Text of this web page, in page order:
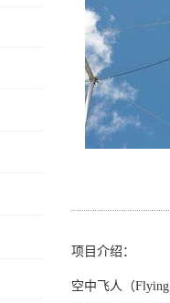
项目介绍：
空中飞人（